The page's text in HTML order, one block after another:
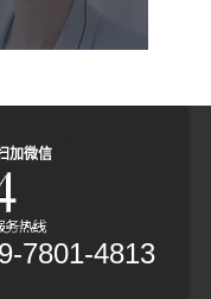
加微信
7801-4813